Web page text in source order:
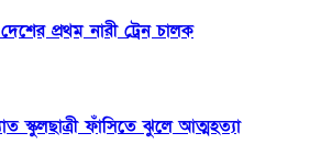
প্রথম নারী ট্রেন চালক
স্কুলছাত্রী ফাঁসিতে ঝুলে আত্মহত্যা